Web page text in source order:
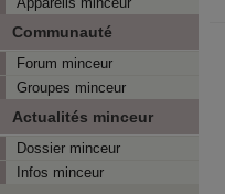
Communauté
Forum minceur
Groupes minceur
Actualités minceur
Dossier minceur
Infos minceur